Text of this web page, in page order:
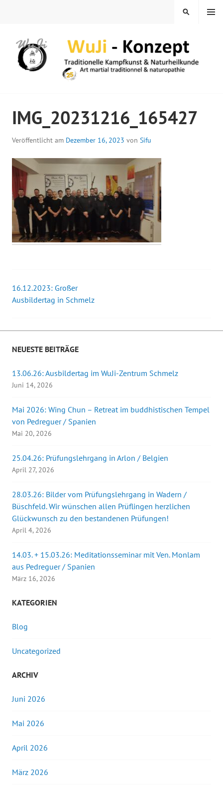
MENÜ
SUCHEN
IMG_20231216_165427
Veröffentlicht am Dezember 16, 2023 von Sifu
Beitrags-
16.12.2023: Großer
Ausbildertag in Schmelz
NEUESTE BEITRÄGE
13.06.26: Ausbildertag im WuJi-Zentrum Schmelz
Juni 14, 2026
Mai 2026: Wing Chun – Retreat im buddhistischen Tempel
von Pedreguer / Spanien
Mai 20, 2026
25.04.26: Prüfungslehrgang in Arlon / Belgien
April 27, 2026
28.03.26: Bilder vom Prüfungslehrgang in Wadern /
Büschfeld. Wir wünschen allen Prüflingen herzlichen
Glückwunsch zu den bestandenen Prüfungen!
April 4, 2026
14.03. + 15.03.26: Meditationsseminar mit Ven. Monlam
aus Pedreguer / Spanien
März 16, 2026
KATEGORIEN
Blog
Uncategorized
ARCHIV
Juni 2026
Mai 2026
April 2026
März 2026